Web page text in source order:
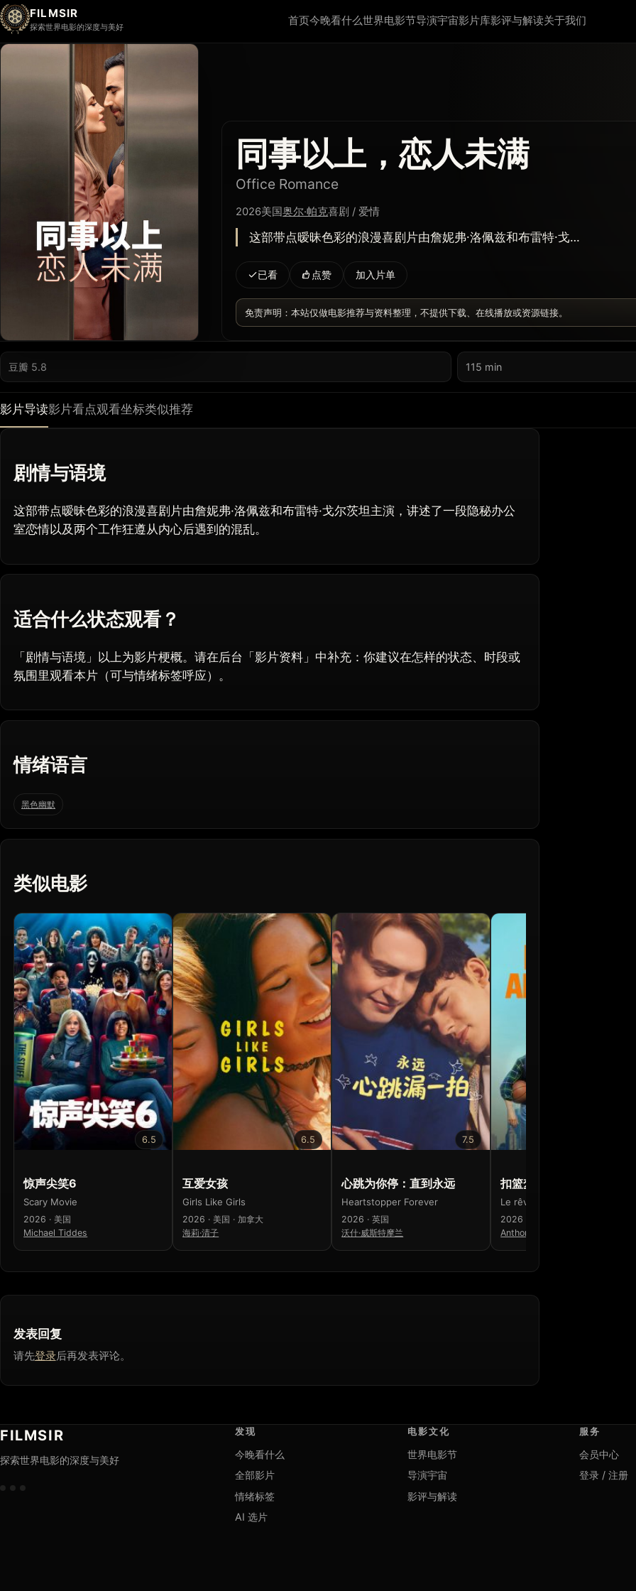
FILMSIR
探索世界电影的深度与美好 首页今晚看什么世界电影节导演宇宙影片库影评与解读关于我们
同事以上，恋人未满
Office Romance
2026美国奥尔·帕克喜剧 / 爱情
这部带点暧昧色彩的浪漫喜剧片由詹妮弗·洛佩兹和布雷特·戈…
已看 点赞 加入片单
免责声明：本站仅做电影推荐与资料整理，不提供下载、在线播放或资源链接。
豆瓣 5.8 115 min
影片导读影片看点观看坐标类似推荐
剧情与语境
这部带点暧昧色彩的浪漫喜剧片由詹妮弗·洛佩兹和布雷特·戈尔茨坦主演，讲述了一段隐秘办公
室恋情以及两个工作狂遵从内心后遇到的混乱。
适合什么状态观看？
「剧情与语境」以上为影片梗概。请在后台「影片资料」中补充：你建议在怎样的状态、时段或
氛围里观看本片（可与情绪标签呼应）。
情绪语言
黑色幽默
类似电影
6.5
惊声尖笑6
Scary Movie
2026 · 美国
Michael Tiddes
6.5
互爱女孩
Girls Like Girls
2026 · 美国 · 加拿大
海莉·清子
7.5
心跳为你停：直到永远
Heartstopper Forever
2026 · 英国
沃什·威斯特摩兰
扣篮梦工厂
Le rêve américain
2026 · 法国 · 加拿大
Anthony Marciano
发表回复
请先登录后再发表评论。
FILMSIR
探索世界电影的深度与美好
发现
今晚看什么
全部影片
情绪标签
AI 选片
电影文化
世界电影节
导演宇宙
影评与解读
服务
会员中心
登录 / 注册